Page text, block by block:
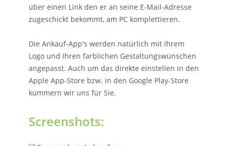
über einen Link den er an seine E-Mail-Adresse
zugeschickt bekommt, am PC komplettieren.
Die Ankauf-App's werden natürlich mit Ihrem
Logo und Ihren farblichen Gestaltungswünschen
angepasst. Auch um das direkte einstellen in den
Apple App-Store bzw. in den Google Play-Store
kümmern wir uns für Sie.
Screenshots: